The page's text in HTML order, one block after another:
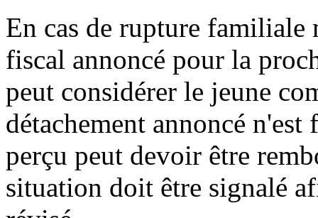
En cas de rupture familiale
fiscal annoncé pour la
peut considérer le jeune
détachement annoncé
perçu peut devoir être
situation doit être signalé